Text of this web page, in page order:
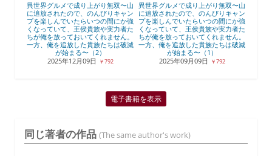
異世界グルメで成り上がり無双〜山
に追放されたので、のんびりキャン
プを楽しんでいたらいつの間にか強
くなっていて、王侯貴族や実力者た
ちが俺を放っておいてくれません。
一方、俺を追放した貴族たちは破滅
が始まる〜（2）
2025年12月09日
￥792
異世界グルメで成り上がり無双〜山
に追放されたので、のんびりキャン
プを楽しんでいたらいつの間にか強
くなっていて、王侯貴族や実力者た
ちが俺を放っておいてくれません。
一方、俺を追放した貴族たちは破滅
が始まる〜（1）
2025年09月09日
￥792
電子書籍を表示
同じ著者の作品 (The same author's work)